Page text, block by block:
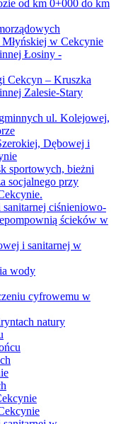
od km 0+000 do km
w Cekcynie
Łosiny -
Cekcyn – Kruszka
Zalesie-Stary
ul. Kolejowej,
Dębowej i
sportowych, bieżni
socjalnego przy
ciśnieniowo-
ścieków w
i sanitarnej w
wody
cyfrowemu w
natury